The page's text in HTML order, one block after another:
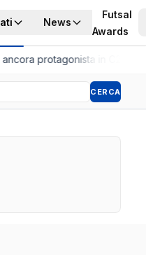
News
Futsal
Awards
protagonista in C2
CERCA